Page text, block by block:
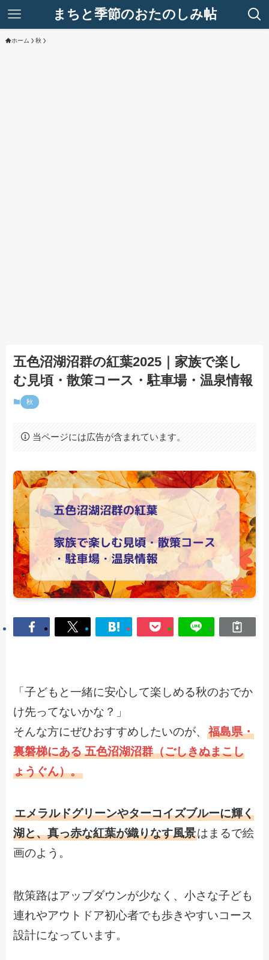
まちと季節のおたのしみ帖
ホーム 秋
五色沼湖沼群の紅葉2025｜家族で楽し
む見頃・散策コース・駐車場・温泉情報
秋
当ページには広告が含まれています。
「子どもと一緒に安心して楽しめる秋のおでか
け先ってないかな？」
そんな方にぜひおすすめしたいのが、福島県・
裏磐梯にある 五色沼湖沼群（ごしきぬまこし
ょうぐん）。
エメラルドグリーンやターコイズブルーに輝く
湖と、真っ赤な紅葉が織りなす風景はまるで絵
画のよう。
散策路はアップダウンが少なく、小さな子ども
連れやアウトドア初心者でも歩きやすいコース
設計になっています。